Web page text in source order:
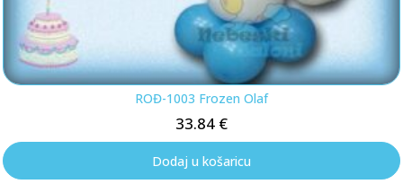
ROĐ-1003 Frozen Olaf
33.84 €
Dodaj u košaricu